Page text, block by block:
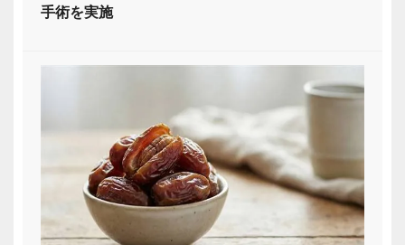
手術を実施